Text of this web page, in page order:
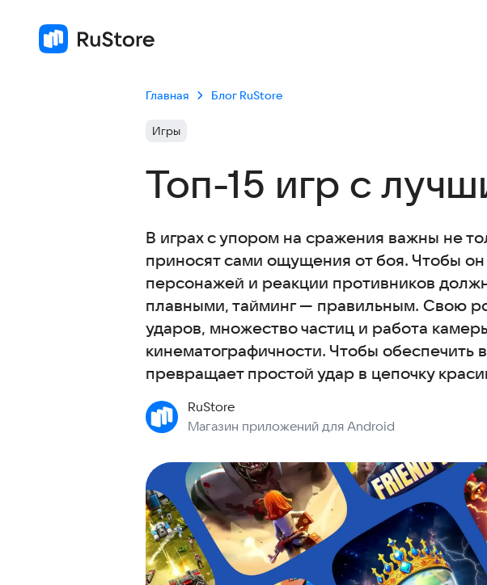
Главная Блог RuStore
Игры
Топ-15 игр с
В играх с упором на сражения важны не
приносят сами ощущения от боя. Чтобы
персонажей и реакции противников
плавными, тайминг — правильным. Свою
ударов, множество частиц и работа
кинематографичности. Чтобы
превращает простой удар в цепочку
RuStore
Магазин приложений для Android